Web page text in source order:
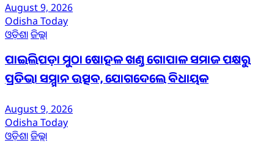
August 9, 2026
Odisha Today
ଓଡ଼ିଶାଜିଲ୍ଲା
ପାଇଲିପଡ଼ା ମୁଠା ଷୋହଳ ଖଣ୍ଡ ଗୋପାଳ ସମାଜ ପକ୍ଷରୁ
ପ୍ରତିଭା ସମ୍ମାନ ଉତ୍ସବ, ଯୋଗଦେଲେ ବିଧାୟକ
August 9, 2026
Odisha Today
ଓଡ଼ିଶାଜିଲ୍ଲା